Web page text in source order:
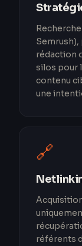
rédaction
silos pour
contenu
une
🔗
référents